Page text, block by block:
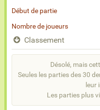
Début de partie
Nombre de joueurs
Classement
Désolé, mais
Seules les parties des 30
leur
Les parties plus